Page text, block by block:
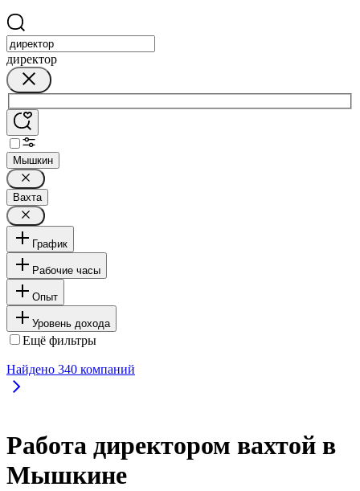
директор
Мышкин
Вахта
График
Рабочие часы
Опыт
Уровень дохода
Ещё фильтры
Найдено 340 компаний
Работа директором вахтой в
Мышкине